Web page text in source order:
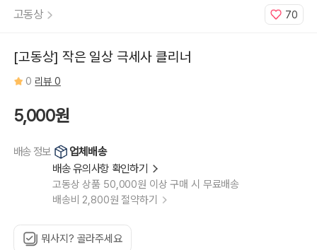
고동상 70
[고동상] 작은 일상 극세사 클리너
0 리뷰 0
5,000원
배송 정보
업체배송
배송 유의사항 확인하기
고동상 상품 50,000원 이상 구매 시 무료배송
배송비 2,800원 절약하기
뭐사지? 골라주세요